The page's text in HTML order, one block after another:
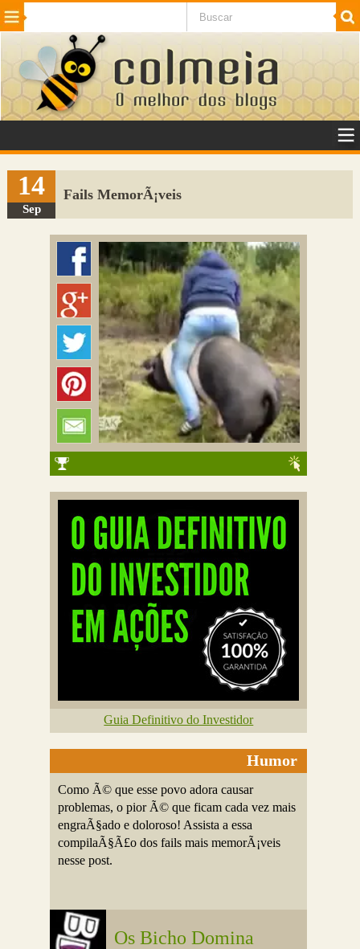
Beleza Cinema e TV
Internet Jogos NotÃ­cias SaÃºde
VeÃ­culos Adulto
Sugerir Link
Adicionar Blog
Colmeia Exchange
Perguntas Frequentes
14
Sep
Fails MemorÃ¡veis
Guia Definitivo do Investidor
Humor
Como Ã© que esse povo adora causar
problemas, o pior Ã© que ficam cada vez mais
engraÃ§ado e doloroso! Assista a essa
compilaÃ§Ã£o dos fails mais memorÃ¡veis
nesse post.
Os Bicho Domina